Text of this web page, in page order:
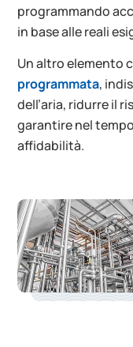
programmando
in base alle reali
Un altro elemento
programmata,
dell’aria, ridurre il
garantire nel
affidabilità.